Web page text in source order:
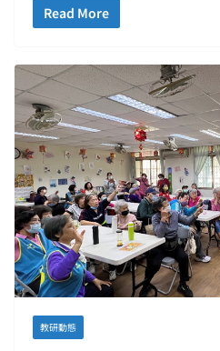
Read More
教研動態